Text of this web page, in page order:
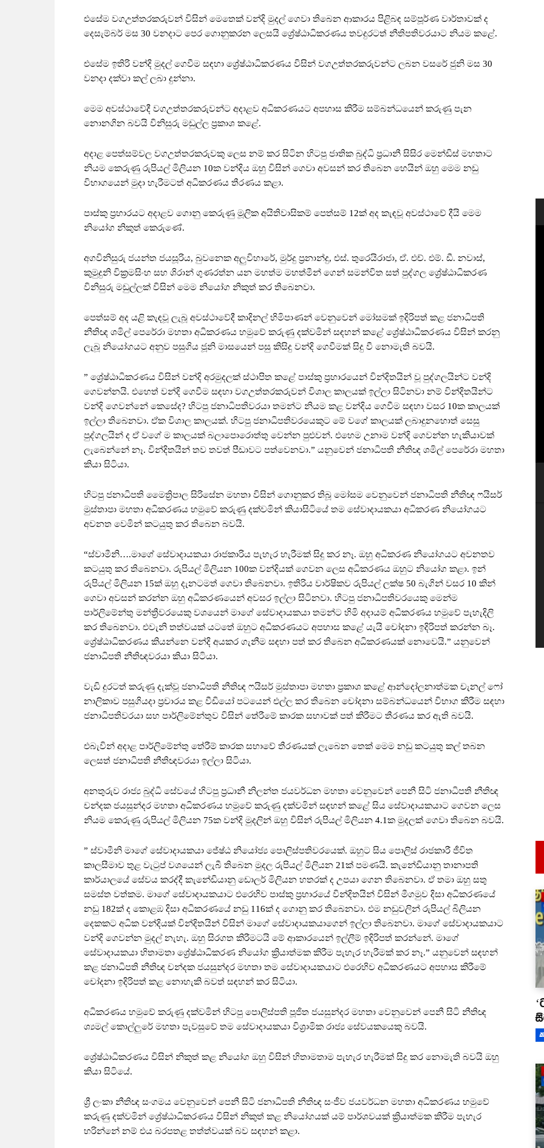
එසේම වගඋත්තරකරුවන් විසින් මෙතෙක් වන්දි මුදල් ගෙවා තිබෙන ආකාරය පිළිබඳ සම්පූර්ණ වාර්තාවක් ද
දෙසැම්බර් මස 30 වනදාට පෙර ගොනුකරන ලෙසයි ශ්‍රේෂ්ඨාධිකරණය තවදුරටත් නීතිපතිවරයාට නියම කළේ.
එසේම ඉතිරි වන්දි මුදල් ගෙවීම සඳහා ශ්‍රේෂ්ඨාධිකරණය විසින් වගඋත්තරකරුවන්ට ලබන වසරේ ජුනි මස 30
වනදා දක්වා කල් ලබා දුන්නා.
මෙම අවස්ථාවේදී වගඋත්තරකරුවන්ට අදාළව අධිකරණයට අපහාස කිරීම සම්බන්ධයෙන් කරුණු පැන
නොනගින බවයි විනිසුරු මඩුල්ල ප්‍රකාශ කළේ.
අදාළ පෙත්සම්වල වගඋත්තරකරුවකු ලෙස නම් කර සිටින හිටපු ජාතික බුද්ධි ප්‍රධානී සිසිර මෙන්ඩිස් මහතාට
නියම කෙරුණු රුපියල් මිලියන 10ක වන්දිය ඔහු විසින් ගෙවා අවසන් කර තිබෙන හෙයින් ඔහු මෙම නඩු
විභාගයෙන් මුදා හැරීමටත් අධිකරණය තීරණය කළා.
පාස්කු ප්‍රහාරයට අදාළව ගොනු කෙරුණු මූලික අයිතිවාසිකම් පෙත්සම් 12ක් අද කැඳවූ අවස්ථාවේ දීයි මෙම
නියෝග නිකුත් කෙරුණේ.
අගවිනිසුරු ජයන්ත ජයසූරිය, බුවනෙක අලුවිහාරේ, මුර්දු ප්‍රනාන්දු, එස්. තුරෙයිරාජා, ඒ. එච්. එම්. ඩී. නවාස්,
කුමුදුනි වික්‍රමසිංහ සහ ශිරාන් ගුණරත්න යන මහත්ම මහත්මීන් ගෙන් සමන්විත සත් පුද්ගල ශ්‍රේෂ්ඨාධිකරණ
විනිසුරු මඩුල්ලක් විසින් මෙම නියෝග නිකුත් කර තිබෙනවා.
පෙත්සම් අද යළි කැඳවූ ලැබූ අවස්ථාවේදී කාදිනල් හිමිපාණන් වෙනුවෙන් මෝසමක් ඉදිරිපත් කළ ජනාධිපති
නීතිඥ ශමිල් පෙරේරා මහතා අධිකරණය හමුවේ කරුණු දක්වමින් සඳහන් කළේ ශ්‍රේෂ්ඨාධිකරණය විසින් කරනු
ලැබූ නියෝගයට අනුව පසුගිය ජූනි මාසයෙන් පසු කිසිදු වන්දි ගෙවීමක් සිදු වී නොමැති බවයි.
” ශ්‍රේෂ්ඨාධිකරණය විසින් වන්දි අරමුදලක් ස්ථාපිත කළේ පාස්කු ප්‍රහාරයෙන් වින්දිතයින් වූ පුද්ගලයින්ට වන්දි
ගෙවන්නයි. එහෙත් වන්දි ගෙවීම සඳහා වගඋත්තරකරුවන් විශාල කාලයක් ඉල්ලා සිටිනවා නම් වින්දිතයින්ට
වන්දි ගෙවන්නේ කෙසේද? හිටපු ජනාධිපතිවරයා තමන්ට නියම කළ වන්දිය ගෙවීම සඳහා වසර 10ක කාලයක්
ඉල්ලා තිබෙනවා. ඒක විශාල කාලයක්. හිටපු ජනාධිපතිවරයෙකුට මේ වගේ කාලයක් ලබාදුනහොත් සෙසු
පුද්ගලයින් ද ඒ වගේ ම කාලයක් බලාපොරොත්තු වෙන්න පුළුවන්. එහෙම උනාම වන්දි ගෙවන්න හැකියාවක්
ලැබෙන්නේ නෑ. වින්දිතයින් තව තවත් පීඩාවට පත්වෙනවා.” යනුවෙන් ජනාධිපති නීතිඥ ශමිල් පෙරේරා මහතා
කියා සිටියා.
හිටපු ජනාධිපති මෛත්‍රිපාල සිරිසේන මහතා විසින් ගොනුකර තිබූ මෝසම වෙනුවෙන් ජනාධිපති නීතිඥ ෆයිසර්
මුස්තාපා මහතා අධිකරණය හමුවේ කරුණු දක්වමින් කියාසිටියේ තම සේවාදායකයා අධිකරණ නියෝගයට
අවනත වෙමින් කටයුතු කර තිබෙන බවයි.
“ස්වාමීනි….මාගේ සේවාදායකයා රාජකාරිය පැහැර හැරීමක් සිදු කර නෑ. ඔහු අධිකරණ නියෝගයට අවනතව
කටයුතු කර තිබෙනවා. රුපියල් මිලියන 100ක වන්දියක් ගෙවන ලෙස අධිකරණය ඔහුට නියෝග කළා. ඉන්
රුපියල් මිලියන 15ක් ඔහු දැනටමත් ගෙවා තිබෙනවා. ඉතිරිය වාර්ෂිකව රුපියල් ලක්ෂ 50 බැගින් වසර 10 කින්
ගෙවා අවසන් කරන්න ඔහු අධිකරණයෙන් අවසර ඉල්ලා සිටිනවා. හිටපු ජනාධිපතිවරයෙකු මෙන්ම
පාර්ලිමේන්තු මන්ත්‍රීවරයෙකු වශයෙන් මාගේ සේවාදායකයා තමන්ට හිමි අදායම් අධිකරණය හමුවේ පැහැදිලි
කර තිබෙනවා. එවැනි තත්වයක් යටතේ ඔහුට අධිකරණයට අපහාස කළේ යැයි චෝදනා ඉදිරිපත් කරන්න බෑ.
ශ්‍රේෂ්ඨාධිකරණය කියන්නෙ වන්දි අයකර ගැනීම සඳහා පත් කර තිබෙන අධිකරණයක් නොවෙයි.” යනුවෙන්
ජනාධිපති නීතිඥවරයා කියා සිටියා.
වැඩි දුරටත් කරුණු දැක්වූ ජනාධිපති නීතිඥ ෆයිසර් මුස්තාපා මහතා ප්‍රකාශ කළේ ආන්දෝලනාත්මක චැනල් ෆෝ
නාලිකාව පසුගියදා ප්‍රචාරය කළ වීඩියෝ පටයෙන් එල්ල කර තිබෙන චෝදනා සම්බන්ධයෙන් විභාග කිරීම සඳහා
ජනාධිපතිවරයා සහ පාර්ලිමේන්තුව විසින් තේරීමේ කාරක සභාවක් පත් කිරීමට තීරණය කර ඇති බවයි.
එබැවින් අදාළ පාර්ලිමේන්තු තේරීම් කාරක සභාවේ තීරණයක් ලැබෙන තෙක් මෙම නඩු කටයුතු කල් තබන
ලෙසත් ජනාධිපති නීතිඥවරයා ඉල්ලා සිටියා.
අනතුරුව රාජ්‍ය බුද්ධි සේවයේ හිටපු ප්‍රධානී නිලන්ත ජයවර්ධන මහතා වෙනුවෙන් පෙනී සිටි ජනාධිපති නීතිඥ
චන්දක ජයසුන්දර මහතා අධිකරණය හමුවේ කරුණු දක්වමින් සඳහන් කළේ සිය සේවාදායකයාට ගෙවන ලෙස
නියම කෙරුණු රුපියල් මිලියන 75ක වන්දි මුදලින් ඔහු විසින් රුපියල් මිලියන 4.1ක මුදලක් ගෙවා තිබෙන බවයි.
” ස්වාමීනි මාගේ සේවාදායකයා ජේෂ්ඨ නියෝජ්‍ය පොලිස්පතිවරයෙක්. ඔහුට සිය පොලිස් රාජකාරී ජීවිත
කාලසීමාව තුළ වැටුප් වශයෙන් ලැබී තිබෙන මුදල රුපියල් මිලියන 21ක් පමණයි. කැනේඩියානු තානාපති
කාර්යාලයේ සේවය කරද්දී කැනේඩියානු ඩොලර් මිලියන හතරක් ද උපයා ගෙන තිබෙනවා. ඒ තමා ඔහු සතු
සමස්ත වත්කම. මාගේ සේවාදායකයාට එරෙහිව පාස්කු ප්‍රහාරයේ වින්දිතයින් විසින් මීගමුව දිසා අධිකරණයේ
නඩු 182ක් ද කොළඹ දිසා අධිකරණයේ නඩු 116ක් ද ගොනු කර තිබෙනවා. එම නඩුවලින් රුපියල් බිලියන
දෙකකට අධික වන්දියක් වින්දිතයින් විසින් මාගේ සේවාදායකයාගෙන් ඉල්ලා තිබෙනවා. මාගේ සේවාදායකයාට
වන්දි ගෙවන්න මුදල් නැහැ. ඔහු සිරගත කිරීමටයි මේ ආකාරයෙන් ඉල්ලීම් ඉදිරිපත් කරන්නේ. මාගේ
සේවාදායකයා හිතාමතා ශ්‍රේෂ්ඨාධිකරණ නියෝග ක්‍රියාත්මක කිරීම පැහැර හැරීමක් කර නෑ.” යනුවෙන් සඳහන්
කළ ජනාධිපති නීතිඥ චන්දක ජයසුන්දර මහතා තම සේවාදායකයාට එරෙහිව අධිකරණයට අපහාස කිරීමේ
චෝදනා ඉදිරිපත් කළ නොහැකි බවත් සඳහන් කර සිටියා.
අධිකරණය හමුවේ කරුණු දක්වමින් හිටපු පොලිස්පති පූජිත ජයසුන්දර මහතා වෙනුවෙන් පෙනී සිටි නීතිඥ
ශ්‍යමල් කොල්ලුරේ මහතා පැවසුවේ තම සේවාදායකයා විශ්‍රාමික රාජ්‍ය සේවයකයෙකු බවයි.
ශ්‍රේෂ්ඨාධිකරණය විසින් නිකුත් කළ නියෝග ඔහු විසින් හිතාමතාම පැහැර හැරීමක් සිදු කර නොමැති බවයි ඔහු
කියා සිටියේ.
ශ්‍රී ලංකා නීතිඥ සංගමය වෙනුවෙන් පෙනී සිටි ජනාධිපති නීතිඥ සංජීව ජයවර්ධන මහතා අධිකරණය හමුවේ
කරුණු දක්වමින් ශ්‍රේෂ්ඨාධිකරණය විසින් නිකුත් කළ නියෝගයක් යම් පාර්ශවයක් ක්‍රියාත්මක කිරීම පැහැර
හරින්නේ නම් එය බරපතළ තත්ත්වයක් බව සඳහන් කළා.